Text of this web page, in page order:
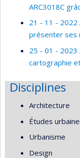
ARC3018C
21 - 11 - 2022
présenter ses
25 - 01 - 2023
cartographie
Disciplines
Architecture
Études
Urbanisme
Design